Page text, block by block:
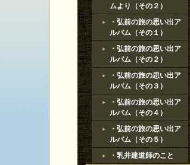
ムより（その２）
・弘前の旅の思い出ア
ルバム（その１）
・弘前の旅の思い出ア
ルバム（その２）
・弘前の旅の思い出ア
ルバム（その３）
・弘前の旅の思い出ア
ルバム（その４）
・弘前の旅の思い出ア
ルバム（その５）
・乳井建道師のこと